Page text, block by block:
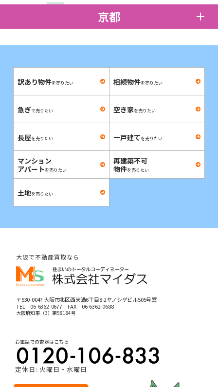
京都
訳あり物件を売りたい 相続物件を売りたい
急ぎで売りたい 空き家を売りたい
長屋を売りたい 一戸建てを売りたい
マンション
アパートを売りたい
再建築不可
物件を売りたい
土地を売りたい
大阪で不動産買取なら
〒530-0047 大阪市北区西天満6丁目8-2ヤノシゲビル505号室
TEL 06-6362-0677FAX 06-6362-0688
大阪府知事（3）第58184号
お電話での査定はこちら
定休日: 火曜日・水曜日